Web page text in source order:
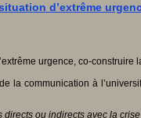
d’extrême
la communication à
ou indirects avec la